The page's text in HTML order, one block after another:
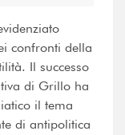
confronti della
Il successo
di Grillo ha
il tema
di antipolitica